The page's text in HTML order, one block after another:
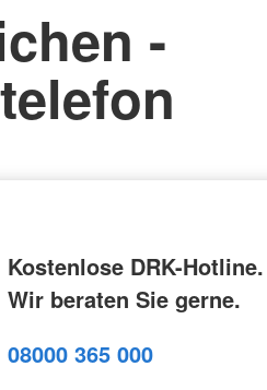
-
Kostenlose DRK-Hotline.
Wir beraten Sie gerne.
08000 365 000